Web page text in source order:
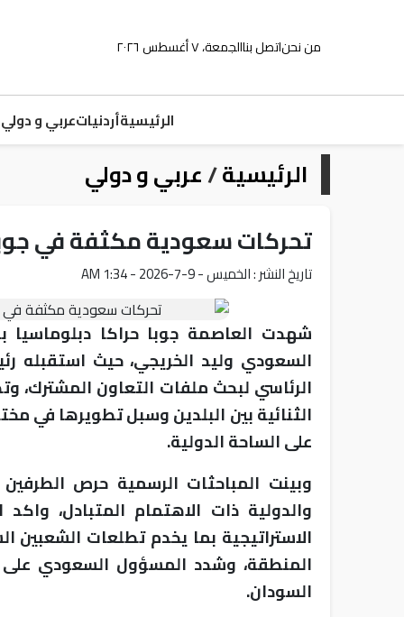
من نحناتصل بناالجمعة، ٧ أغسطس ٢٠٢٦
الرئيسيةأردنياتعربي و دولي
الرئيسية/عربي و دولي
تحركات سعودية مكثفة في
تاريخ النشر : الخميس - 9-7-2026 - 1:34 AM
شهدت العاصمة جوبا حراكا دبلوماسيا
السعودي وليد الخريجي، حيث استقبله
الرئاسي لبحث ملفات التعاون المشترك،
الثنائية بين البلدين وسبل تطويرها في
على الساحة الدولية.
وبينت المباحثات الرسمية حرص
والدولية ذات الاهتمام المتبادل،
الاستراتيجية بما يخدم تطلعات
المنطقة، وشدد المسؤول السعودي على
السودان.